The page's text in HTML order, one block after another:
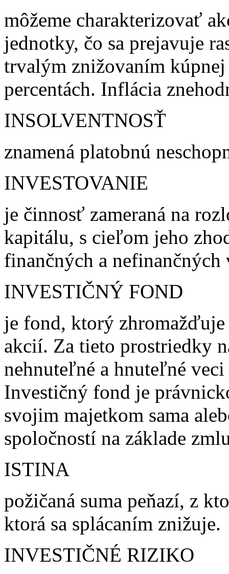
môžeme charakterizovať
jednotky, čo sa prejavuje
trvalým znižovaním
percentách. Inflácia
INSOLVENTNOSŤ
znamená platobnú
INVESTOVANIE
je činnosť zameraná na
kapitálu, s cieľom jeho
finančných a nefinančných
INVESTIČNÝ FOND
je fond, ktorý
akcií. Za tieto prostriedky
nehnuteľné a hnuteľné
Investičný fond je
svojim majetkom sama
spoločností na základe
ISTINA
požičaná suma peňazí, z
ktorá sa splácaním znižuje.
INVESTIČNÉ RIZIKO